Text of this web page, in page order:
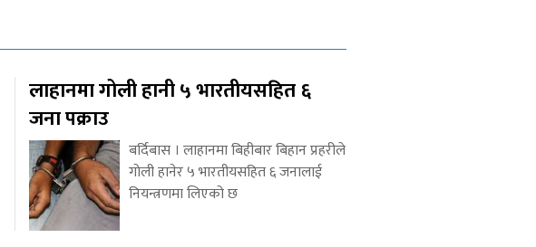
लाहानमा गोली हानी ५ भारतीयसहित ६
जना पक्राउ
बर्दिबास । लाहानमा बिहीबार बिहान प्रहरीले
गोली हानेर ५ भारतीयसहित ६ जनालाई
नियन्त्रणमा लिएको छ